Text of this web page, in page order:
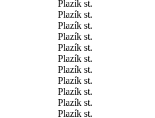
Plazík st.
Plazík st.
Plazík st.
Plazík st.
Plazík st.
Plazík st.
Plazík st.
Plazík st.
Plazík st.
Plazík st.
Plazík st.